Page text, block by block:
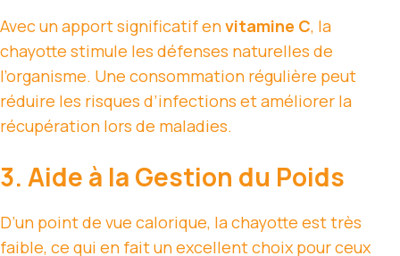
Avec un apport significatif envitamine C, la
chayotte stimule les défenses naturelles de
l’organisme. Une consommation régulière peut
réduire les risques d’infections et améliorer la
récupération lors de maladies.
3. Aide à la Gestion du Poids
D’un point de vue calorique, la chayotte est très
faible, ce qui en fait un excellent choix pour ceux